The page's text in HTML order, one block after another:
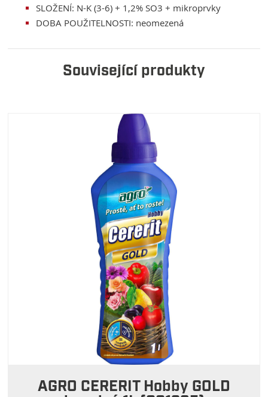
SLOŽENÍ: N-K (3-6) + 1,2% SO3 + mikroprvky
DOBA POUŽITELNOSTI: neomezená
Související produkty
AGRO CERERIT Hobby GOLD